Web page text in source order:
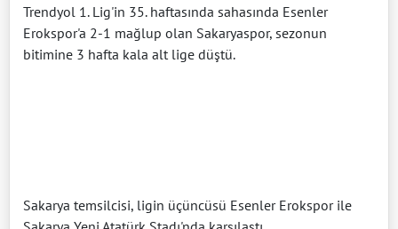
Trendyol 1. Lig'in 35. haftasında sahasında Esenler
Erokspor'a 2-1 mağlup olan Sakaryaspor, sezonun
bitimine 3 hafta kala alt lige düştü.
Sakarya temsilcisi, ligin üçüncüsü Esenler Erokspor ile